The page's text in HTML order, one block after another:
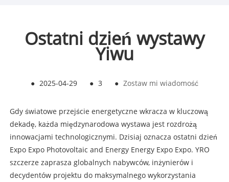
Ostatni dzień wystawy
Yiwu
● 2025-04-29 ● 3 ● Zostaw mi wiadomość
Gdy światowe przejście energetyczne wkracza w kluczową
dekadę, każda międzynarodowa wystawa jest rozdrożą
innowacjami technologicznymi. Dzisiaj oznacza ostatni dzień
Expo Expo Photovoltaic and Energy Energy Expo Expo. YRO
szczerze zaprasza globalnych nabywców, inżynierów i
decydentów projektu do maksymalnego wykorzystania